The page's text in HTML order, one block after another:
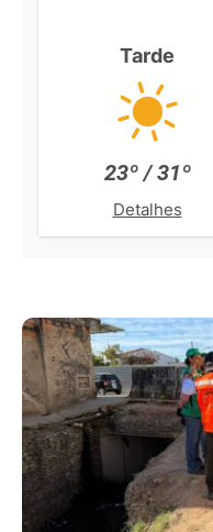
Tarde
23º / 31º
Detalhes